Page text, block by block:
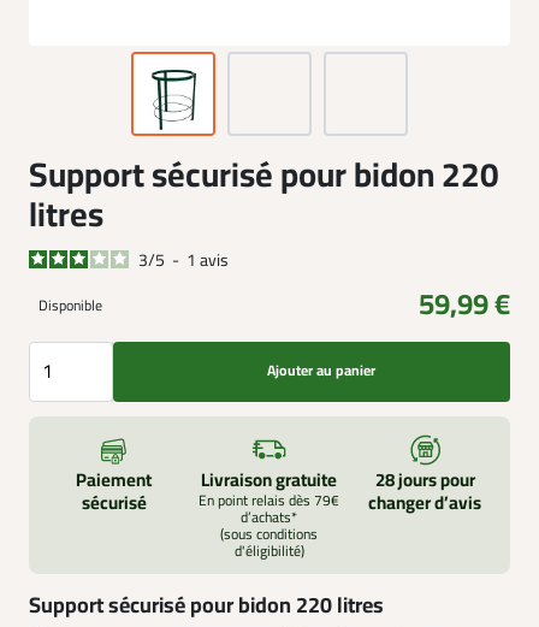
Support sécurisé pour bidon 220
litres
3/5 - 1 avis
Disponible 59,99 €
Ajouter au panier
Paiement
sécurisé
Livraison gratuite
En point relais dès 79€
d’achats*
(sous conditions
d'éligibilité)
28 jours pour
changer d’avis
Support sécurisé pour bidon 220 litres